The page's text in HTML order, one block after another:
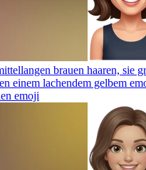
brauen haaren, sie
einem lachendem gelbem
emoji